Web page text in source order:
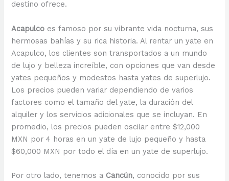
destino ofrece.
Acapulco es famoso por su vibrante vida nocturna, sus
hermosas bahías y su rica historia. Al rentar un yate en
Acapulco, los clientes son transportados a un mundo
de lujo y belleza increíble, con opciones que van desde
yates pequeños y modestos hasta yates de superlujo.
Los precios pueden variar dependiendo de varios
factores como el tamaño del yate, la duración del
alquiler y los servicios adicionales que se incluyan. En
promedio, los precios pueden oscilar entre $12,000
MXN por 4 horas en un yate de lujo pequeño y hasta
$60,000 MXN por todo el día en un yate de superlujo.
Por otro lado, tenemos a Cancún, conocido por sus